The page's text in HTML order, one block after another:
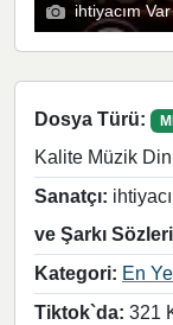
ihtiyacım
Dosya Türü:
Kalite Müzik
Sanatçı:
ve Şarkı Sözleri
Kategori: En
Tiktok`da: 321